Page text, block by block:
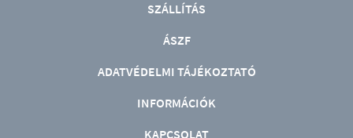
SZÁLLÍTÁS
ÁSZF
ADATVÉDELMI TÁJÉKOZTATÓ
INFORMÁCIÓK
KAPCSOLAT